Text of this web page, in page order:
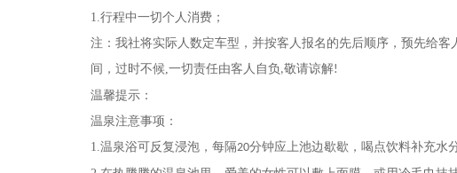
1.行程中一切个人消费；
注：我社将实际人数定车型，并按客人报名的先后顺序，预先给
间，过时不候,一切责任由客人自负 ,敬请谅解!
温馨提示：
温泉注意事项：
1.温泉浴可反复浸泡，每隔20分钟应上池边歇歇，喝点饮料补充水分